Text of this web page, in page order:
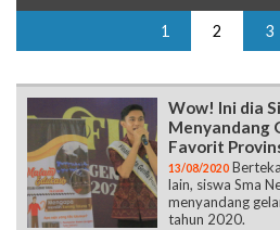
1 2 3
Wow! Ini dia
Menyandang
Favorit
13/08/2020
lain, siswa Sma
menyandang
tahun 2020.